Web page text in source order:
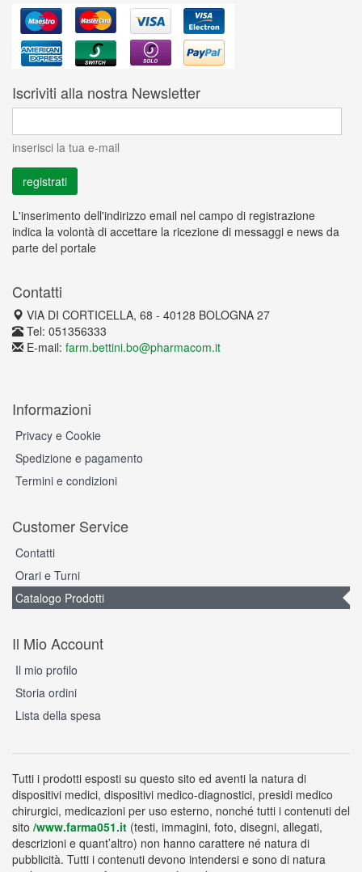
Iscriviti alla nostra Newsletter
inserisci la tua e-mail
L'inserimento dell'indirizzo email nel campo di registrazione
indica la volontà di accettare la ricezione di messaggi e news da
parte del portale
Contatti
VIA DI CORTICELLA, 68 - 40128 BOLOGNA 27
Tel: 051356333
E-mail: farm.bettini.bo@pharmacom.it
Informazioni
Privacy e Cookie
Spedizione e pagamento
Termini e condizioni
Customer Service
Contatti
Orari e Turni
Catalogo Prodotti
Il Mio Account
Il mio profilo
Storia ordini
Lista della spesa
Tutti i prodotti esposti su questo sito ed aventi la natura di
dispositivi medici, dispositivi medico-diagnostici, presidi medico
chirurgici, medicazioni per uso esterno, nonché tutti i contenuti del
sito /www.farma051.it (testi, immagini, foto, disegni, allegati,
descrizioni e quant’altro) non hanno carattere né natura di
pubblicità. Tutti i contenuti devono intendersi e sono di natura